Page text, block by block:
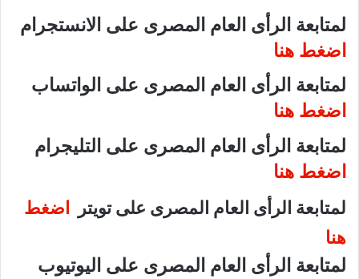
لمتابعة الرأى العام المصرى على الانستجرام
اضغط هنا
لمتابعة الرأى العام المصرى على الواتساب
اضغط هنا
لمتابعة الرأى العام المصرى على التليجرام
اضغط هنا
لمتابعة الرأى العام المصرى على تويتر
اضغط
هنا
لمتابعة الرأى العام المصرى على اليوتيوب